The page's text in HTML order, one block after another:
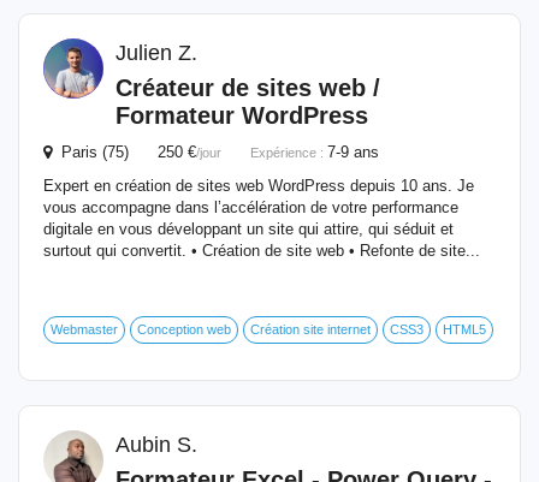
Julien Z.
Créateur de sites web /
Formateur WordPress
Paris (75) 250 €/jour Expérience : 7-9 ans
Expert en création de sites web WordPress depuis 10 ans. Je
vous accompagne dans l’accélération de votre performance
digitale en vous développant un site qui attire, qui séduit et
surtout qui convertit. • Création de site web • Refonte de site...
Webmaster Conception web Création site internet CSS3 HTML5
Aubin S.